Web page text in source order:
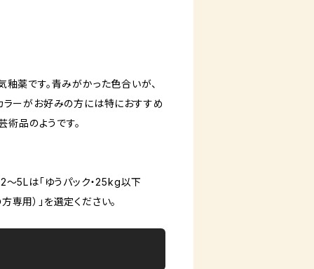
薬です。青みがかった色合いが、
ラーがお好みの方には特におすすめ
術品のようです。
5Lは「ゆうパック・25kg以下
専用）」を選定ください。